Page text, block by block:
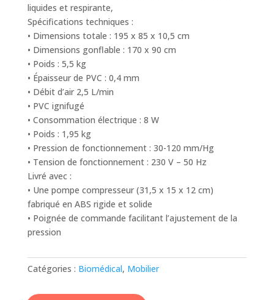
liquides et respirante,
Spécifications techniques :
• Dimensions totale : 195 x 85 x 10,5 cm
• Dimensions gonflable : 170 x 90 cm
• Poids : 5,5 kg
• Épaisseur de PVC : 0,4 mm
• Débit d’air 2,5 L/min
• PVC ignifugé
• Consommation électrique : 8 W
• Poids : 1,95 kg
• Pression de fonctionnement : 30-120 mm/Hg
• Tension de fonctionnement : 230 V – 50 Hz
Livré avec :
• Une pompe compresseur (31,5 x 15 x 12 cm)
fabriqué en ABS rigide et solide
• Poignée de commande facilitant l’ajustement de la
pression
Catégories : Biomédical, Mobilier